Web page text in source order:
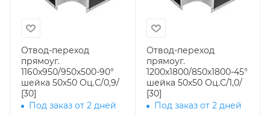
Отвод-переход
прямоуг.
1160х950/950х500-90°
шейка 50х50 Оц.С/0,9/
[30]
Под заказ от 2 дней
Отвод-переход
прямоуг.
1200х1800/850х1800-45°
шейка 50х50 Оц.С/1,0/
[30]
Под заказ от 2 дней